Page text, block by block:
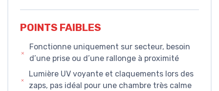
POINTS FAIBLES
Fonctionne uniquement sur secteur, besoin
d’une prise ou d’une rallonge à proximité
Lumière UV voyante et claquements lors des
zaps, pas idéal pour une chambre très calme